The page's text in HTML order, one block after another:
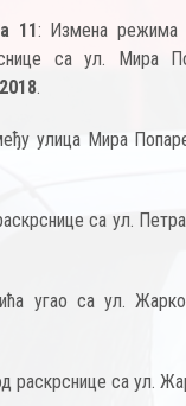
11: Измена режима
са ул. Мира
.
улица Мира
са ул.
угао са ул.
раскрснице са ул.